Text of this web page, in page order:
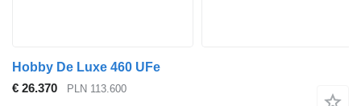
Hobby De Luxe 460 UFe
€ 26.370
PLN 113.600